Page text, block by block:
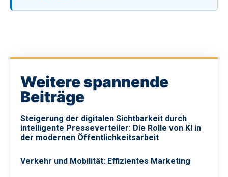
Weitere spannende
Beiträge
Steigerung der digitalen Sichtbarkeit durch
intelligente Presseverteiler: Die Rolle von KI in
der modernen Öffentlichkeitsarbeit
Verkehr und Mobilität: Effizientes Marketing